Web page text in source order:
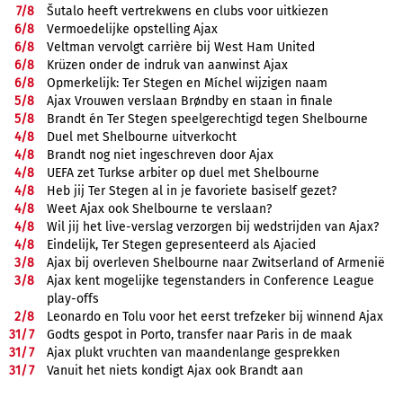
7/8
Šutalo heeft vertrekwens en clubs voor uitkiezen
6/8
Vermoedelijke opstelling Ajax
6/8
Veltman vervolgt carrière bij West Ham United
6/8
Krüzen onder de indruk van aanwinst Ajax
6/8
Opmerkelijk: Ter Stegen en Míchel wijzigen naam
5/8
Ajax Vrouwen verslaan Brøndby en staan in finale
5/8
Brandt én Ter Stegen speelgerechtigd tegen Shelbourne
4/8
Duel met Shelbourne uitverkocht
4/8
Brandt nog niet ingeschreven door Ajax
4/8
UEFA zet Turkse arbiter op duel met Shelbourne
4/8
Heb jij Ter Stegen al in je favoriete basiself gezet?
4/8
Weet Ajax ook Shelbourne te verslaan?
4/8
Wil jij het live-verslag verzorgen bij wedstrijden van Ajax?
4/8
Eindelijk, Ter Stegen gepresenteerd als Ajacied
3/8
Ajax bij overleven Shelbourne naar Zwitserland of Armenië
3/8
Ajax kent mogelijke tegenstanders in Conference League
play-offs
2/8
Leonardo en Tolu voor het eerst trefzeker bij winnend Ajax
31/7
Godts gespot in Porto, transfer naar Paris in de maak
31/7
Ajax plukt vruchten van maandenlange gesprekken
31/7 Vanuit het niets kondigt Ajax ook Brandt aan